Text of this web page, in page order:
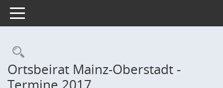
Toggle navigation
Rechercheauswahl
Ortsbeirat Mainz-Oberstadt -